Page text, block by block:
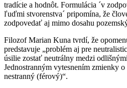
tradície a hodnôt. Formulácia ´v
ľuďmi stvorenstva´ pripomína, že
zodpovedať aj mimo dosahu
Filozof Marian Kuna tvrdí, že
predstavuje „problém aj pre
úsilie zostať neutrálny medzi
Jednostranným vytesnením zmienky
nestranný (férový)“.